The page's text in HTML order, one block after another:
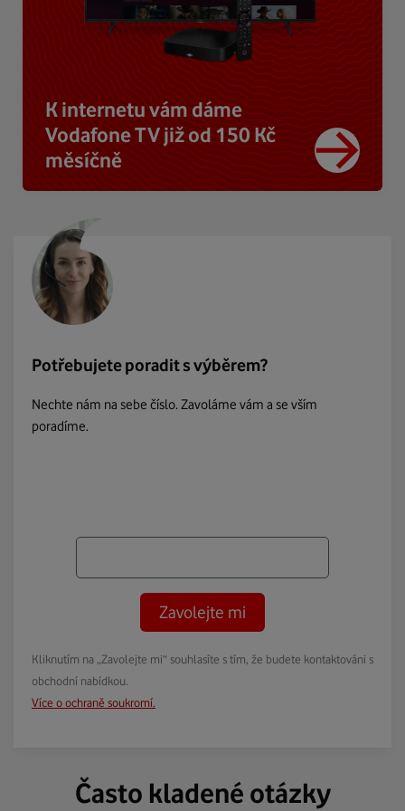
K internetu vám dáme
Vodafone TV již od 150 Kč
měsíčně
Potřebujete poradit s výběrem?
Nechte nám na sebe číslo. Zavoláme vám a se vším
poradíme.
Zavolejte mi
Kliknutím na „Zavolejte mi“ souhlasíte s tím, že budete kontaktováni s
obchodní nabídkou.
Více o ochraně soukromí.
Často kladené otázky